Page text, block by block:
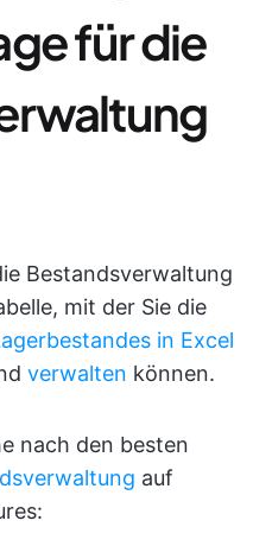
für die
Bestandsverwaltung
mit der Sie die
in Excel
verwalten können.
nach den besten
auf